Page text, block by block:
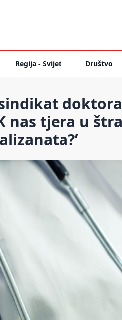
Regija - Svijet Društvo
nas tjera u